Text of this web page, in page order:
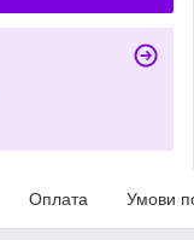
Оплата Умови